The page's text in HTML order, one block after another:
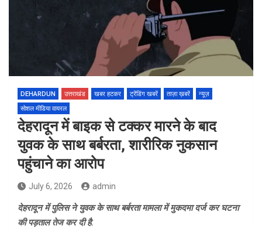
DEHARDUN उत्तराखंड खबर हटकर ट्रेंडिंग खबरें ताज़ा ख़बरें
न्यूज़
सोशल मीडिया वायरल
देहरादून में बाइक से टक्कर मारने के बाद
युवक के साथ बर्बरता, शारीरिक नुकसान
पहुंचाने का आरोप
July 6, 2026 admin
देहरादून में पुलिस ने युवक के साथ बर्बरता मामला में मुकदमा दर्ज कर घटना
की पड़ताल तेज कर दी है.